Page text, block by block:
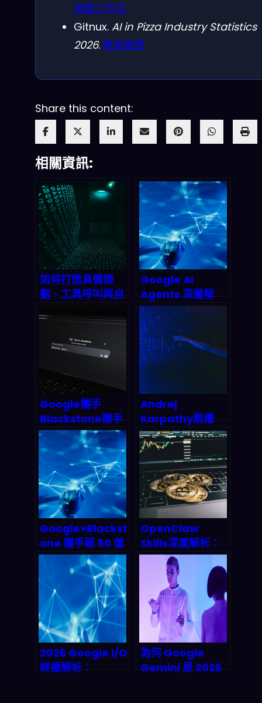
披薩工作站
Gitnux. AI in Pizza Industry Statistics
2026. 數據彙整
Share this content:
相關資訊:
如何打造具備規
劃、工具呼叫與自
Agentic AI 系
統？2026 終極實
戰指南
Google AI
Agents 深層解
析：從搜尋框到萬
用助手的產業巨
變，2026年智能
代理市場誰能為
王？
Google攜手
Blackstone聯手
打造AI雲平台：這
波操作會從根本上
改寫企業AI佈局遊
戲規則嗎？
Andrej
Karpathy跳槽
Anthropic：AI安
全陣營拿下最強大
腦，矽谷人才爭奪
戰殺出一條血路
Google×Blackst
one 攜手砸 50 億
美元打造 AI 雲端
帝國——
CoreWeave 們
的末日還是開發者
的黃金時代？
OpenClaw
Skills深度解析：
AI Agent交易技
能如何主宰2026
加密貨幣市場？
2026 Google I/O
終極解析：
為何 Google
Gemini 是 2026